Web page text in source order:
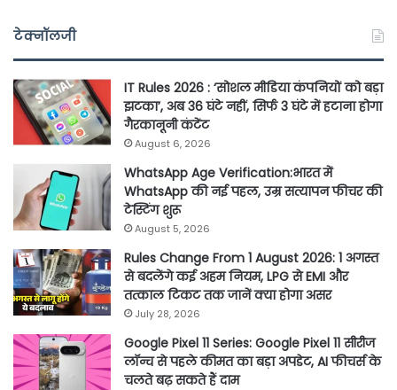
टेक्नॉलजी
IT Rules 2026 : ‘सोशल मीडिया कंपनियों को बड़ा
झटका’, अब 36 घंटे नहीं, सिर्फ 3 घंटे में हटाना होगा
गैरकानूनी कंटेंट
August 6, 2026
WhatsApp Age Verification:भारत में
WhatsApp की नई पहल, उम्र सत्यापन फीचर की
टेस्टिंग शुरू
August 5, 2026
Rules Change From 1 August 2026: 1 अगस्त
से बदलेंगे कई अहम नियम, LPG से EMI और
तत्काल टिकट तक जानें क्या होगा असर
July 28, 2026
Google Pixel 11 Series: Google Pixel 11 सीरीज
लॉन्च से पहले कीमत का बड़ा अपडेट, AI फीचर्स के
चलते बढ़ सकते हैं दाम